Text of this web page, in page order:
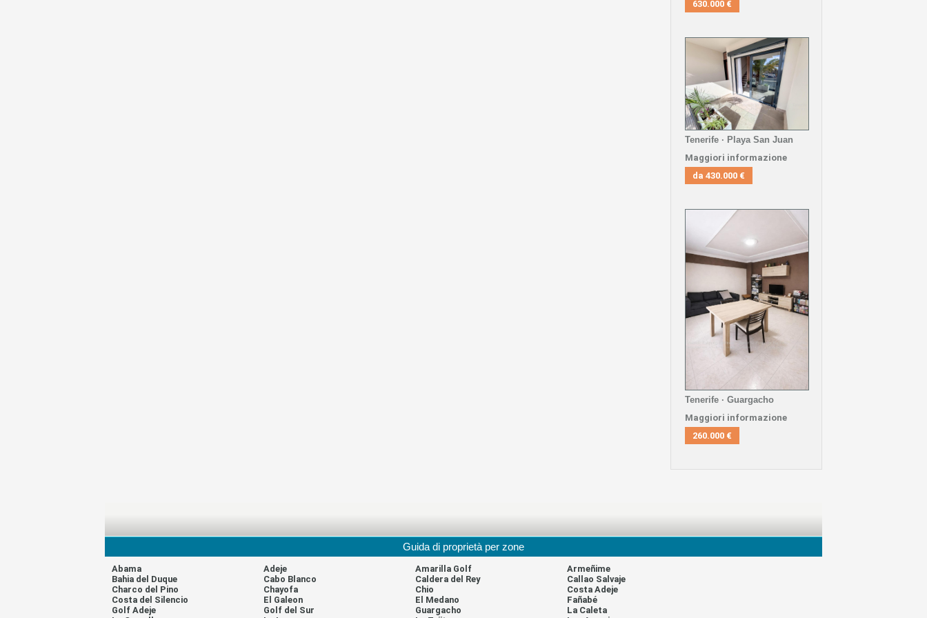
630.000 €
Tenerife · Playa San Juan
Maggiori informazione
da 430.000 €
Tenerife · Guargacho
Maggiori informazione
260.000 €
Guida di proprietà per zone
Abama Adeje Amarilla Golf
Armeñime
Bahia del Duque
Cabo Blanco Caldera del Rey
Callao Salvaje
Charco del Pino
Chayofa Chio
Costa Adeje
Costa del Silencio
El Galeon El Medano
Fañabé
Golf Adeje
Golf del Sur Guargacho
La Caleta